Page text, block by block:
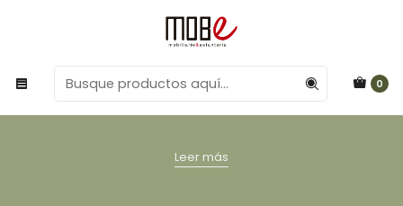
0
Leer más